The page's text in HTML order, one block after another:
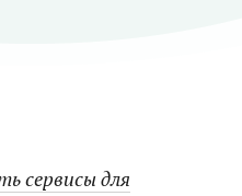
сервисы для